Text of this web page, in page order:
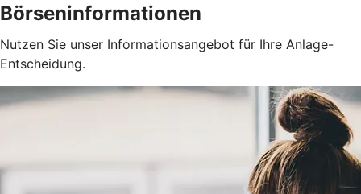
Börseninformationen
Nutzen Sie unser Informationsangebot für Ihre Anlage-
Entscheidung.